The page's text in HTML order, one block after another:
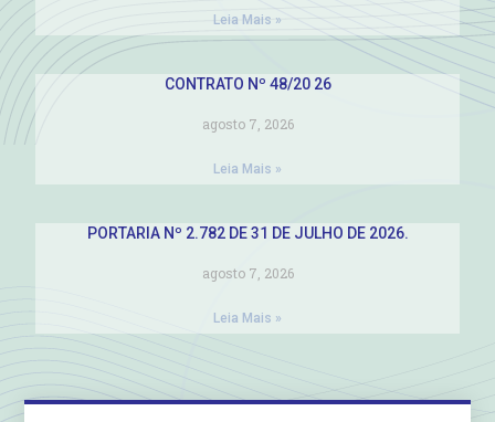
Leia Mais »
CONTRATO Nº 48/20 26
agosto 7, 2026
Leia Mais »
PORTARIA Nº 2.782 DE 31 DE JULHO DE 2026.
agosto 7, 2026
Leia Mais »